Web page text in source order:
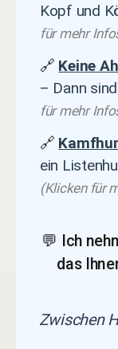
Kopf und
für mehr
🔗 Keine
– Dann
für mehr
🔗
ein
(Klicken für
💬 Ich
das
Zwischen